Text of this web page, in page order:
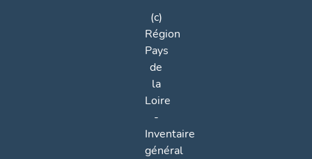
(c)
Région
Pays
de
la
Loire
-
Inventaire
général